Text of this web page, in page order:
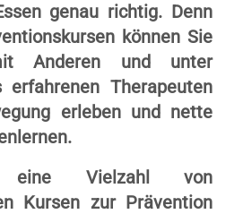
genau richtig. Denn
können Sie
Anderen und unter
erfahrenen Therapeuten
erleben und nette
Vielzahl von
Kursen zur Prävention